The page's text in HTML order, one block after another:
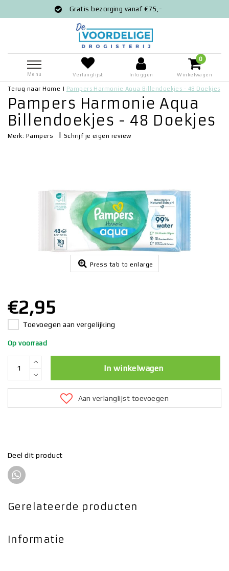
Gratis bezorging vanaf €75,-
Menu Verlanglijst Inloggen
0
Winkelwagen
Terug naar Home | Pampers Harmonie Aqua Billendoekjes - 48 Doekjes
Pampers Harmonie Aqua
Billendoekjes - 48 Doekjes
Merk: Pampers | Schrijf je eigen review
Press tab to enlarge
€2,95
Toevoegen aan vergelijking
Op voorraad
In winkelwagen
Aan verlanglijst toevoegen
Deel dit product
Gerelateerde producten
Informatie